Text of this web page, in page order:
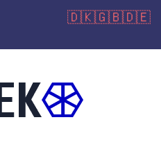
🇩🇰🇬🇧🇩🇪